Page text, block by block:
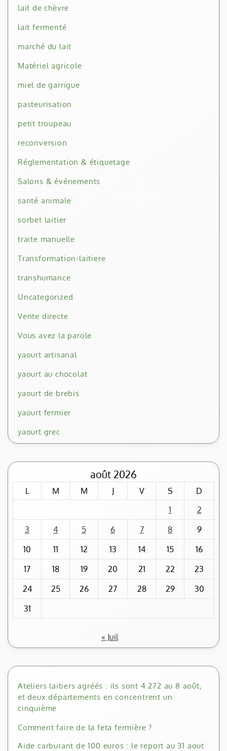
lait de chèvre
lait fermenté
marché du lait
Matériel agricole
miel de garrigue
pasteurisation
petit troupeau
reconversion
Réglementation & étiquetage
Salons & événements
santé animale
sorbet laitier
traite manuelle
Transformation-laitiere
transhumance
Uncategorized
Vente directe
Vous avez la parole
yaourt artisanal
yaourt au chocolat
yaourt de brebis
yaourt fermier
yaourt grec
août 2026
L M M J V S
D
1
2
3
4 5 6 7 8
9
10
11 12 13 14 15
16
17
18 19 20 21 22
23
24
25 26 27 28 29
30
31
« Juil
Ateliers laitiers agréés : ils sont 4 272 au 8 août,
et deux départements en concentrent un
cinquième
Comment faire de la feta fermière ?
Aide carburant de 100 euros : le report au 31 aout